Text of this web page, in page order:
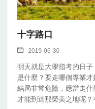
十字路口
2019-06-30
明天就是大學指考的日
是什麼？要走哪個專業才
結局非常危險，應當走什
才能到達那榮美之地呢